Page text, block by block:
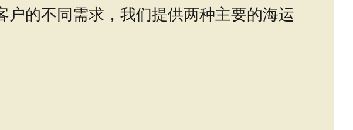
的不同需求，我们提供两种主要的海运